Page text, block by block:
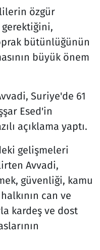
özgür
gerektiğini,
bütünlüğünün
büyük önem
Suriye'de 61
Esed'in
açıklama yaptı.
gelişmeleri
Avvadi,
güvenliği, kamu
can ve
kardeş ve dost